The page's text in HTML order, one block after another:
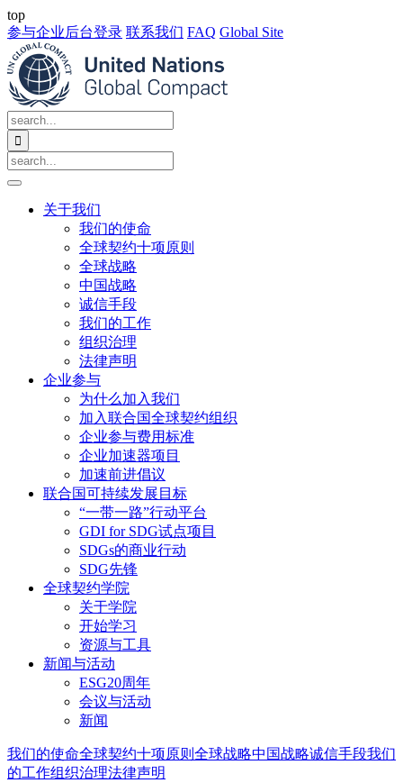
top
参与企业后台登录 联系我们 FAQ Global Site

关于我们
我们的使命
全球契约十项原则
全球战略
中国战略
诚信手段
我们的工作
组织治理
法律声明
企业参与
为什么加入我们
加入联合国全球契约组织
企业参与费用标准
企业加速器项目
加速前进倡议
联合国可持续发展目标
“一带一路”行动平台
GDI for SDG试点项目
SDGs的商业行动
SDG先锋
全球契约学院
关于学院
开始学习
资源与工具
新闻与活动
ESG20周年
会议与活动
新闻
我们的使命全球契约十项原则 全球战略中国战略诚信手段我们
的工作组织治理法律声明